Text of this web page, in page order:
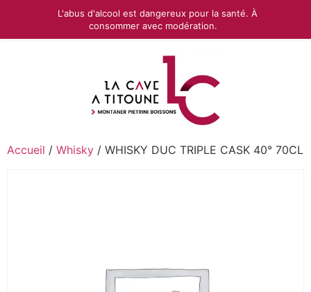
Accueil / Whisky / WHISKY DUC TRIPLE CASK 40° 70CL
L'abus d'alcool est dangereux pour la santé. À
consommer avec modération.